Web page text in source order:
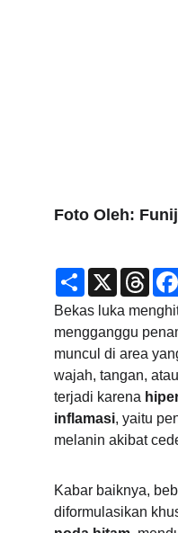
Foto Oleh:
Bekas luka
mengganggu
muncul di area
wajah, tangan,
terjadi karena
inflamasi, yaitu
melanin akibat
Kabar baiknya,
diformulasikan